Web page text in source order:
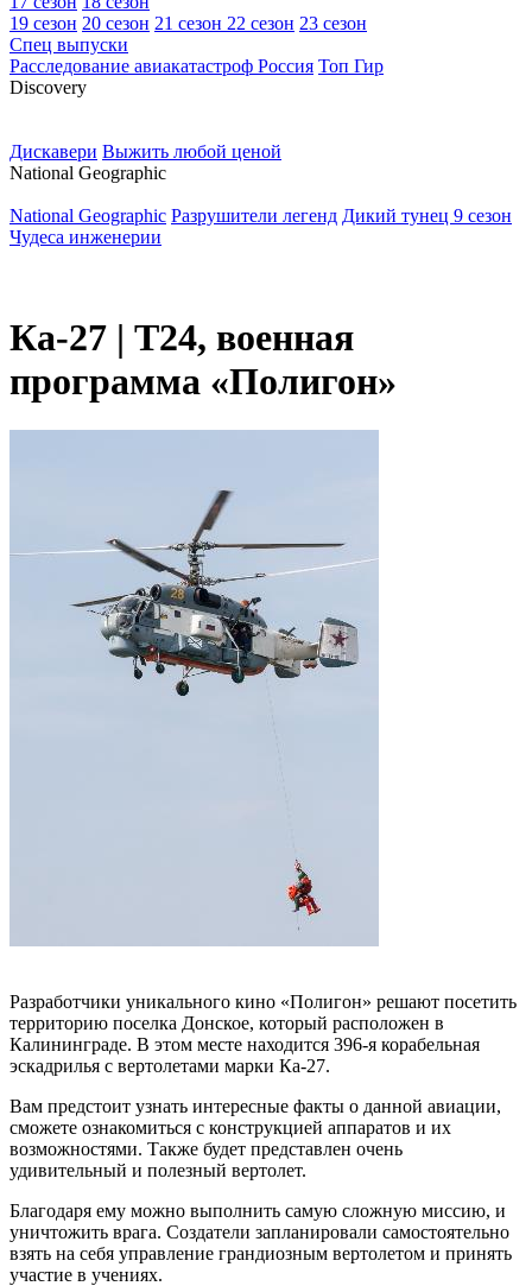
19 сезон 20 сезон 21 сезон 22 сезон 23 сезон
Спец выпуски
Расследование авиакатастроф Россия Топ Гир
Discovery
Дискавери Выжить любой ценой
National Geographic
National Geographic Разрушители легенд Дикий тунец 9 сезон
Чудеса инженерии
Ка-27 | Т24, военная
программа «Полигон»
Разработчики уникального кино «Полигон» решают посетить
территорию поселка Донское, который расположен в
Калининграде. В этом месте находится 396-я корабельная
эскадрилья с вертолетами марки Ка-27.
Вам предстоит узнать интересные факты о данной авиации,
сможете ознакомиться с конструкцией аппаратов и их
возможностями. Также будет представлен очень
удивительный и полезный вертолет.
Благодаря ему можно выполнить самую сложную миссию, и
уничтожить врага. Создатели запланировали самостоятельно
взять на себя управление грандиозным вертолетом и принять
участие в учениях.